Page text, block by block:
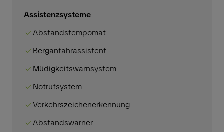
Assistenzsysteme
Abstandstempomat
Berganfahrassistent
Müdigkeitswarnsystem
Notrufsystem
Verkehrszeichenerkennung
Abstandswarner